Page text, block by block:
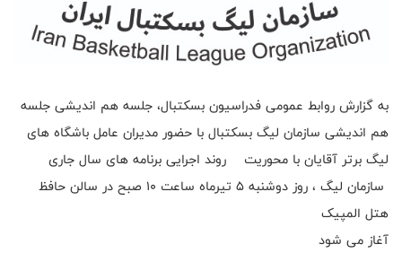
به گزارش روابط عمومی فدراسیون بسکتبال، جلسه هم اندیشی جلسه
هم اندیشی سازمان لیگ بسکتبال با حضور مدیران عامل باشگاه های
لیگ برتر آقایان با محوریت ‌ روند اجرایی برنامه های سال جاری
سازمان لیگ ، روز دوشنبه ۵ تیرماه ساعت ۱۰ صبح در سالن حافظ
هتل المپیک
آغاز می شود